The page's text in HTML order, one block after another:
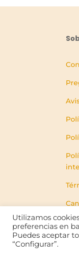
Utilizamos
preferencias en
Puedes aceptar
“Configurar”.